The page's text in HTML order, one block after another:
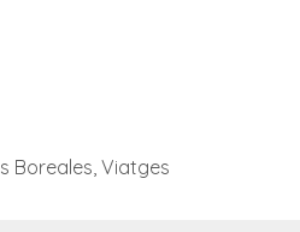
Boreales Viatges